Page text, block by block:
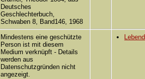
Deutsches
Geschlechterbuch,
Schwaben 8, Band146, 1968
Mindestens eine geschützte
Person ist mit diesem
Medium verknüpft - Details
werden aus
Datenschutzgründen nicht
angezeigt.
Lebend